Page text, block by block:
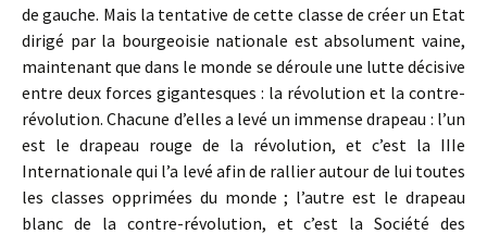
de gauche. Mais la tentative de cette classe de créer un Etat
dirigé par la bourgeoisie nationale est absolument vaine,
maintenant que dans le monde se déroule une lutte décisive
entre deux forces gigantesques : la révolution et la contre-
révolution. Chacune d’elles a levé un immense drapeau : l’un
est le drapeau rouge de la révolution, et c’est la IIIe
Internationale qui l’a levé afin de rallier autour de lui toutes
les classes opprimées du monde ; l’autre est le drapeau
blanc de la contre-révolution, et c’est la Société des